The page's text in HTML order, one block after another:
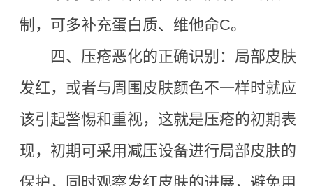
制，可多补充蛋白质、维他命C。
四、压疮恶化的正确识别：局部皮肤
发红，或者与周围皮肤颜色不一样时就应
该引起警惕和重视，这就是压疮的初期表
现，初期可采用减压设备进行局部皮肤的
保护，同时观察发红皮肤的进展，避免用